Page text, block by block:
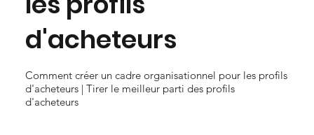
d'acheteurs
Comment créer un cadre organisationnel pour les profils
d'acheteurs | Tirer le meilleur parti des profils
d'acheteurs